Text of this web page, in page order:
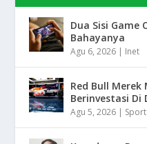
Dua Sisi Game
Bahayanya
Agu 6, 2026 | Inet
Red Bull Merek
Berinvestasi Di
Agu 5, 2026 | Sport